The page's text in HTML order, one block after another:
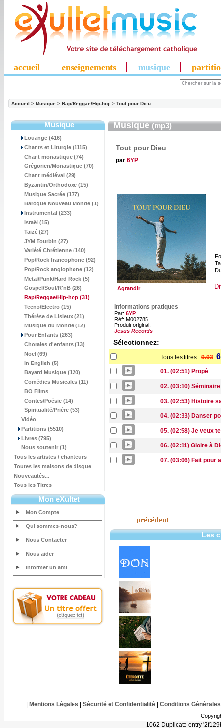
accueil enseignements musique
Accueil > Musique > Rap/Reggae/Hip-hop > Tout pour Dieu
Musique
Louange (416)
Chants et Liturgie (1115)
Chant monastique (74)
Grégorien/Monastique (70)
Chant médiéval (29)
Byzantin/Orthodoxe (15)
Musique Sacrée (177)
Baroque Nouveau Monde (1)
Instrumental (233)
Israël (15)
Taizé (27)
JYM Tourbin (27)
Variété Chrétienne (140)
Pop/Rock francophone (92)
Pop/Rock anglophone (12)
Metal/Punk/Hard Rock (5)
Gospel/Soul/R'nB (26)
Rap/Reggae/Hip-hop (31)
Tecno/Electro (15)
Thérèse de Lisieux (21)
Musique du Monde (12)
Pour Enfants (263)
Chorales d'enfants (13)
Noël (69)
In English (5)
Bayard Musique (120)
Comédies Musicales (11)
BO Films
Contes/Poésie (14)
Spiritualité/Prière (53)
Vidéo
Partitions (5510)
Livres (795)
Nous soutenir (1)
Tous les artistes / chanteurs
Toutes les maisons de disque
Nouveautés...
Tous les Titres
Mon eXultet
Mon Compte
Qui sommes-nous?
Nous Contacter
Nous aider
Informer un ami
Musique(mp3)
Tout pour Dieu
par 6YP
Agrandir
Informations pratiques
Par: 6YP
Réf: M002785
Produit original:
Jesus Records
Sélectionnez:
Tous les titres : 9.03
01. (02:51) Propé
02. (03:10) Séminaire
03. (02:53) Histoire
04. (02:33) Danser
05. (02:58) Je veux
06. (02:11) Gloire à
07. (03:06) Fait pour
Les
Mentions Légales Sécurité et Confidentialité| Conditions Générales
1062 Duplicate entry